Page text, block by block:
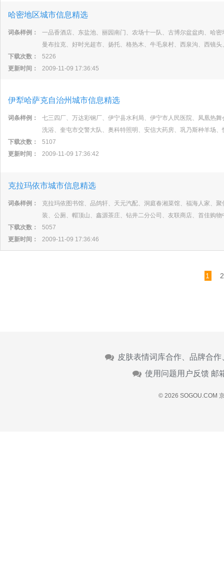
哈密地区城市信息精选
词条样例：
一品香酒店、东盐池、丽园南门、农场十一队、古博尔盆盆肉、哈
曼布拉克、好时光超市、扬托、格热木、牛毛泉村、西泉沟、西镜
下载次数：
5226
更新时间：
2009-11-09 17:36:45
伊犁哈萨克自治州城市信息精选
词条样例：
七三四厂、万达彩钢厂、伊宁县水利局、伊宁市人民医院、凤凰热
洗浴、奎屯市交警大队、奥科特照明、安信大药房、巩乃斯种羊场
下载次数：
5107
更新时间：
2009-11-09 17:36:42
克拉玛依市城市信息精选
词条样例：
克拉玛依图书馆、品鸽轩、天元汽配、洞庭春湘菜馆、福海人家、
装、公厕、帽顶山、鑫源茶庄、钻井二分公司、友联商店、首佳购
下载次数：
5057
更新时间：
2009-11-09 17:36:46
1 2
皮肤表情词库合作、品牌合
使用问题用户反馈 邮
© 2026 SOGOU.COM